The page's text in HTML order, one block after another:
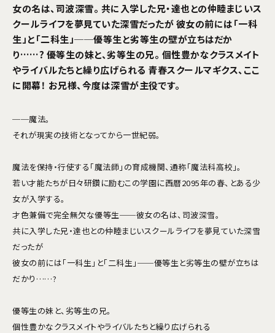
女の名は、司波深雪。 共に入学した兄・達也との仲睦まじいス
クールライフを夢見ていた深雪だったが 彼女の前には「一科
生」と「二科生」──優等生と劣等生の壁が立ちはだか
り……? 優等生の妹と、劣等生の兄。 個性豊かなクラスメイト
やライバルたちと繰り広げられる 青春スクールマギクス、ここ
に開幕！ お兄様、今度は深雪が主役です。
──魔法。
それが現実の技術となってから一世紀弱。
魔法を保持・行使する「魔法師」の育成機関、通称「魔法科高校」。
若い才能たちが日々研鑽に励むこの学園に西暦2095年の春、とある少
女が入学する。
才色兼備で完全無欠な優等生──彼女の名は、司波深雪。
共に入学した兄・達也との仲睦まじいスクールライフを夢見ていた深雪
だったが
彼女の前には「一科生」と「二科生」──優等生と劣等生の壁が立ちは
だかり……?
優等生の妹と、劣等生の兄。
個性豊かなクラスメイトやライバルたちと繰り広げられる